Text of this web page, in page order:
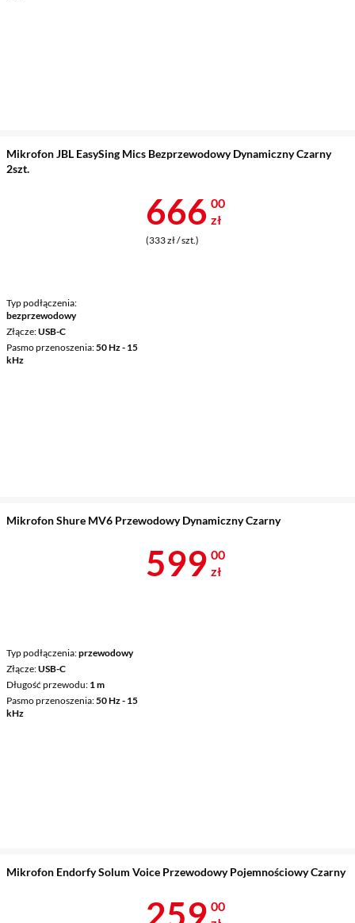
Mikrofon JBL EasySing Mics Bezprzewodowy Dynamiczny Czarny
2szt.
Typ podłączenia
bezprzewodowy
Złącze USB-C
Pasmo przenoszenia 50 Hz - 15
kHz
Cena 666 zł
666 00
zł
(333 zł / szt.)
Mikrofon Shure MV6 Przewodowy Dynamiczny Czarny
Typ podłączenia przewodowy
Złącze USB-C
Długość przewodu 1 m
Pasmo przenoszenia 50 Hz - 15
kHz
Cena 599 zł
599 00
zł
Mikrofon Endorfy Solum Voice Przewodowy Pojemnościowy Czarny
Cena 259 zł
259 00